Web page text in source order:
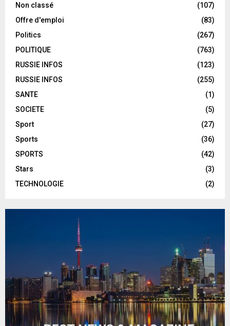
Non classé
(107)
Offre d'emploi
(83)
Politics
(267)
POLITIQUE
(763)
RUSSIE INFOS
(123)
RUSSIE INFOS
(255)
SANTE
(1)
SOCIETE
(5)
Sport
(27)
Sports
(36)
SPORTS
(42)
Stars
(3)
TECHNOLOGIE
(2)